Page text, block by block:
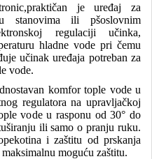
je uređaj za
stanovima ili pšoslovnim
regulaciji učinka,
hladne vode pri čemu
učinak uređaja potreban za
vode.
komfor tople vode u
regulatora na upravljačkoj
vode u rasponu od 30° do
ili samo o pranju ruku.
i zaštitu od prskanja
moguću zaštitu.